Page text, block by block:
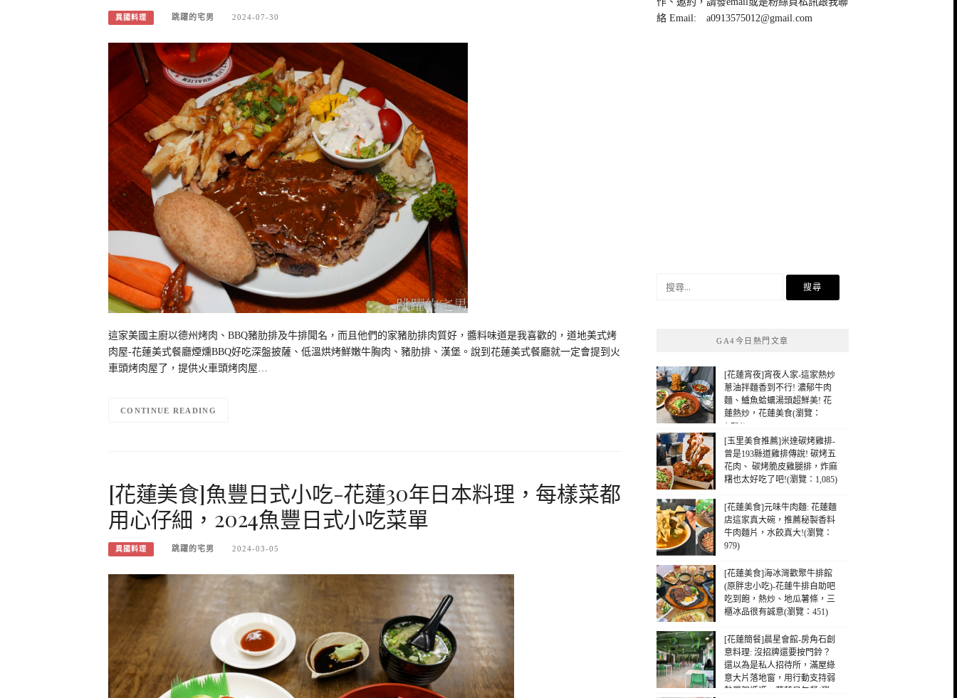
異國料理 跳躍的宅男 2024-07-30
這家美國主廚以德州烤肉、BBQ豬肋排及牛排聞名，而且他們的家豬肋排肉質好，醬料味道是我喜歡的，道地美式烤
肉屋-花蓮美式餐廳煙燻BBQ好吃深盤披薩、低溫烘烤鮮嫩牛胸肉、豬肋排、漢堡。說到花蓮美式餐廳就一定會提到火
車頭烤肉屋了，提供火車頭烤肉屋…
CONTINUE READING
[花蓮美食]魚豐日式小吃-花蓮30年日本料理，每樣菜都
用心仔細，2024魚豐日式小吃菜單
異國料理 跳躍的宅男 2024-03-05
絡 Email: a0913575012@gmail.com
GA4今日熱門文章
[花蓮宵夜]宵夜人家-這家熱炒
蔥油拌麵香到不行! 濃郁牛肉
麵、鱸魚蛤蠣湯頭超鮮美! 花
蓮熱炒，花蓮美食(瀏覽：
1,721)
[玉里美食推薦]米達碳烤雞排-
曾是193縣道雞排傳說! 碳烤五
花肉、 碳烤脆皮雞腿排，炸麻
糬也太好吃了吧!(瀏覽：1,085)
[花蓮美食]元味牛肉麵: 花蓮麵
店這家真大碗，推薦秘製香料
牛肉麵片，水餃真大!(瀏覽：
979)
[花蓮美食]海冰灣歡聚牛排館
(原胖忠小吃)-花蓮牛排自助吧
吃到飽，熱炒、地瓜薯條，三
櫃冰品很有誠意(瀏覽：451)
[花蓮簡餐]晨星會館-房角石創
意料理: 沒招牌還要按門鈴？
還以為是私人招待所，滿屋綠
意大片落地窗，用行動支持弱
勢單親媽媽，花蓮早午餐(瀏